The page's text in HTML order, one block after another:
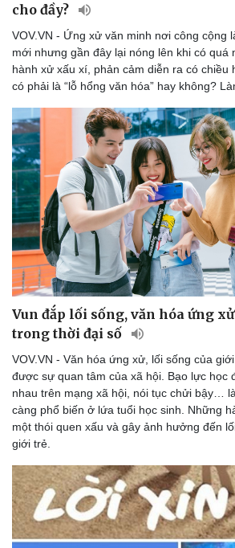
cho đầy?
VOV.VN - Ứng xử văn minh nơi công cộng
mới nhưng gần đây lại nóng lên khi có quá
hành xử xấu xí, phản cảm diễn ra có
có phải là “lỗ hổng văn hóa” hay không?
Vun đắp lối sống, văn hóa ứng
trong thời đại số
VOV.VN - Văn hóa ứng xử, lối sống của
được sự quan tâm của xã hội. Bạo lực học
nhau trên mạng xã hội, nói tục chửi bậy…
càng phổ biến ở lứa tuổi học sinh. Những
một thói quen xấu và gây ảnh hưởng đến
giới trẻ.